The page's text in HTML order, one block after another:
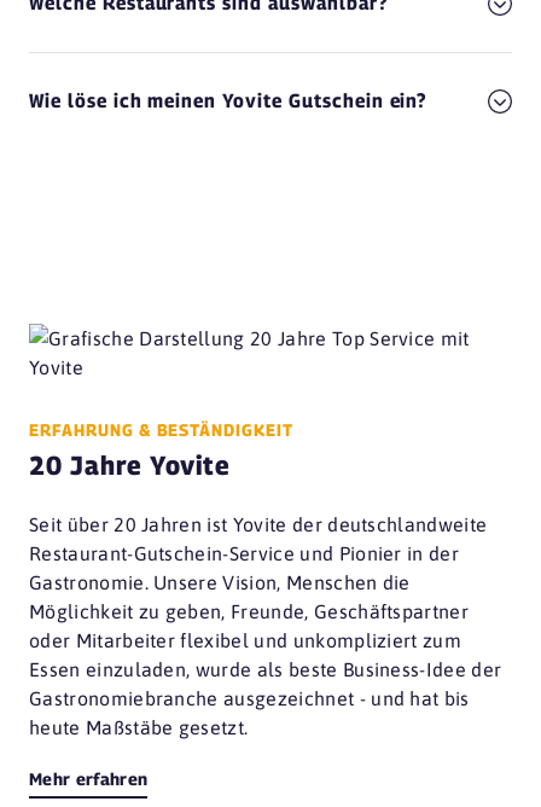
Wie löse ich meinen Yovite Gutschein ein?
ERFAHRUNG & BESTÄNDIGKEIT
20 Jahre Yovite
Seit über 20 Jahren ist Yovite der deutschlandweite
Restaurant-Gutschein-Service und Pionier in der
Gastronomie. Unsere Vision, Menschen die
Möglichkeit zu geben, Freunde, Geschäftspartner
oder Mitarbeiter flexibel und unkompliziert zum
Essen einzuladen, wurde als beste Business-Idee der
Gastronomiebranche ausgezeichnet - und hat bis
heute Maßstäbe gesetzt.
Mehr erfahren